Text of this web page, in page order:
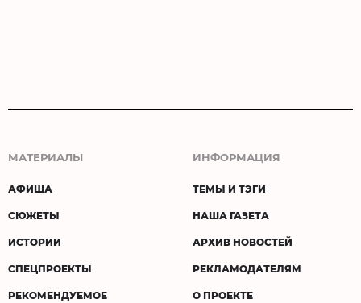
МАТЕРИАЛЫ
АФИША
СЮЖЕТЫ
ИСТОРИИ
СПЕЦПРОЕКТЫ
РЕКОМЕНДУЕМОЕ
ИНФОРМАЦИЯ
ТЕМЫ И ТЭГИ
НАША ГАЗЕТА
АРХИВ НОВОСТЕЙ
РЕКЛАМОДАТЕЛЯМ
О ПРОЕКТЕ